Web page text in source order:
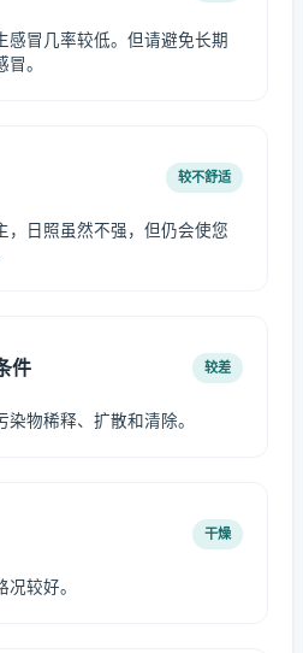
感冒几率较低。但请避免长期
。
较不舒适
，日照虽然不强，但仍会使您
件 较差
物稀释、扩散和清除。
干燥
较好。